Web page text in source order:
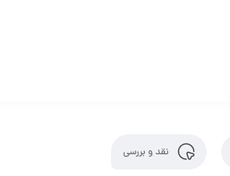
نقد و بررسی